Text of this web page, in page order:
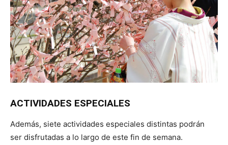
ACTIVIDADES ESPECIALES
Además, siete actividades especiales distintas podrán
ser disfrutadas a lo largo de este fin de semana.